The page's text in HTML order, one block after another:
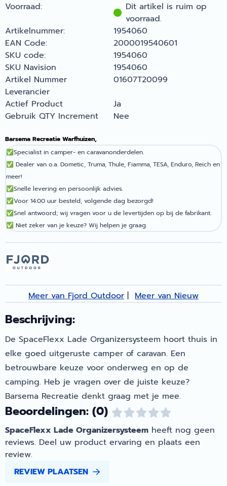
Voorraad:
Dit artikel is ruim op
voorraad.
Artikelnummer:
1954060
EAN Code:
2000019540601
SKU code:
1954060
SKU Navision
1954060
Artikel Nummer
Leverancier
01607T20099
Actief Product
Ja
Gebruik QTY Increment
Nee
Barsema Recreatie Warfhuizen,
✅Specialist in camper- en caravanonderdelen.
✅ Dealer van o.a. Dometic, Truma, Thule, Fiamma, TESA, Enduro, Reich en
meer!
✅Snelle levering en persoonlijk advies.
✅Voor 14:00 uur besteld, volgende dag bezorgd!
✅Snel antwoord; wij vragen voor u de levertijden op bij de fabrikant.
✅ Niet zeker van je keuze? Wij helpen je graag.
Meer van Fjord Outdoor | Meer van Nieuw
Beschrijving:
De SpaceFlexx Lade Organizersysteem hoort thuis in
elke goed uitgeruste camper of caravan. Een
betrouwbare keuze voor onderweg en op de
camping. Heb je vragen over de juiste keuze?
Barsema Recreatie denkt graag met je mee.
Beoordelingen: (0)
SpaceFlexx Lade Organizersysteem heeft nog geen
reviews. Deel uw product ervaring en plaats een
review.
REVIEW PLAATSEN